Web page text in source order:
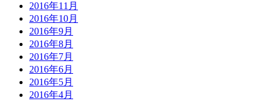
2016年11月
2016年10月
2016年9月
2016年8月
2016年7月
2016年6月
2016年5月
2016年4月